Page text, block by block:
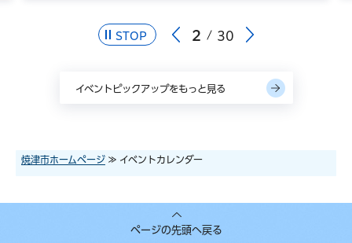
STOP 2 30
イベントピックアップをもっと見る
焼津市ホームページ ≫ イベントカレンダー
ページの先頭へ戻る